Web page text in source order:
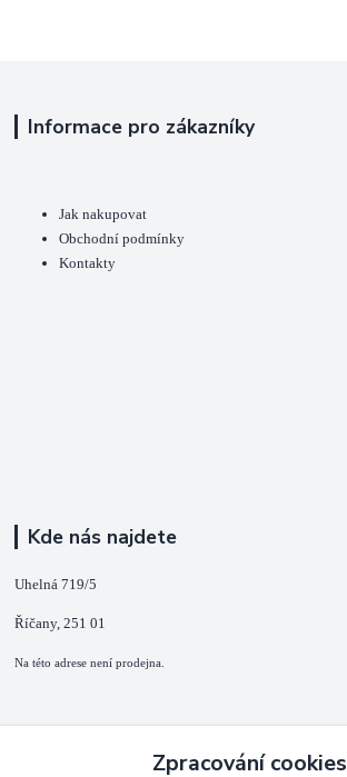
Informace pro zákazníky
Jak nakupovat
Obchodní podmínky
Kontakty
Kde nás najdete
Uhelná 719/5
Říčany, 251 01
Na této adrese není prodejna.
Zpracování cookies